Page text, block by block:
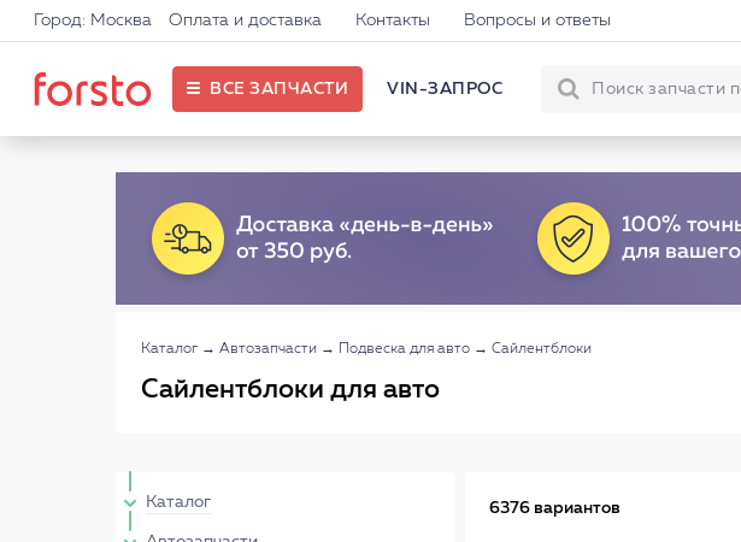
Город: Москва Оплата и доставка Контакты Вопросы и ответы
ВСЕ ЗАПЧАСТИ VIN-ЗАПРОС
Каталог → Автозапчасти → Подвеска для авто → Сайлентблоки
Сайлентблоки для авто
Каталог 6376 вариантов